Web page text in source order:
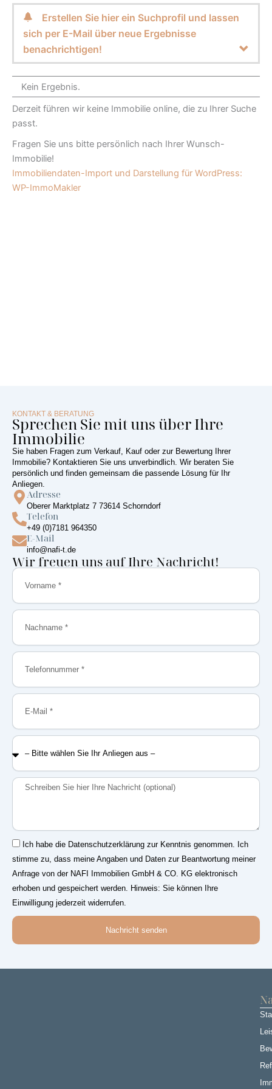
Erstellen Sie hier ein Suchprofil und lassen
sich per E-Mail über neue Ergebnisse
benachrichtigen!
Kein Ergebnis.
Derzeit führen wir keine Immobilie online, die zu Ihrer Suche
passt.
Fragen Sie uns bitte persönlich nach Ihrer Wunsch-
Immobilie!
Immobiliendaten-Import und Darstellung für WordPress:
WP-ImmoMakler
KONTAKT & BERATUNG
Sprechen Sie mit uns über Ihre
Immobilie
Sie haben Fragen zum Verkauf, Kauf oder zur Bewertung Ihrer
Immobilie? Kontaktieren Sie uns unverbindlich. Wir beraten Sie
persönlich und finden gemeinsam die passende Lösung für Ihr
Anliegen.
Adresse
Oberer Marktplatz 7 73614 Schorndorf
Telefon
+49 (0)7181 964350
E-Mail
info@nafi-t.de
Wir freuen uns auf Ihre Nachricht!
Vorname
Nachname
Telefonnummer
E-
Mail
–
Bitte
Sie
Ihr
Nachricht
Einwilligung
Ich habe die Datenschutzerklärung zur Kenntnis genommen. Ich
stimme zu, dass meine Angaben und Daten zur Beantwortung meiner
Anfrage von der NAFI Immobilien GmbH & CO. KG elektronisch
erhoben und gespeichert werden. Hinweis: Sie können Ihre
Einwilligung jederzeit widerrufen.
Nachricht senden